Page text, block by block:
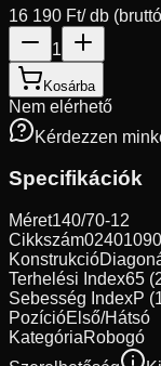
16 190 Ft/ db
1
Kosárba
Nem elérhető
Kérdezzen
Specifikációk
Méret140/70-12
Cikkszám
Konstrukció
Terhelési Index65
Sebesség IndexP
PozícióElső/Hátsó
KategóriaRobogó